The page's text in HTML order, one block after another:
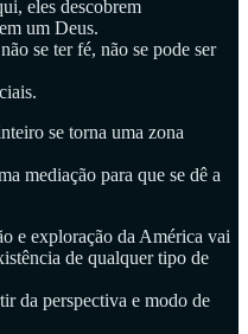
eles descobrem
um Deus.
se ter fé, não se pode ser
se torna uma zona
mediação para que se dê a
e exploração da América vai
de qualquer tipo de
da perspectiva e modo de